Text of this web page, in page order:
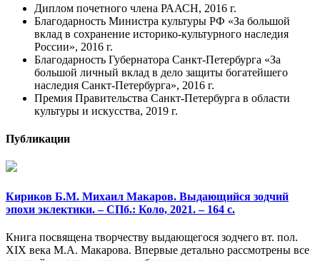
Диплом почетного члена РААСН, 2016 г.
Благодарность Министра культуры РФ «За большой
вклад в сохранение историко-культурного наследия
России», 2016 г.
Благодарность Губернатора Санкт-Петербурга «За
большой личный вклад в дело защиты богатейшего
наследия Санкт-Петербурга», 2016 г.
Премия Правительства Санкт-Петербурга в области
культуры и искусства, 2019 г.
Публикации
Кириков Б.М. Михаил Макаров. Выдающийся зодчий
эпохи эклектики. – СПб.: Коло, 2021. – 164 с.
Книга посвящена творчеству выдающегося зодчего вт. пол.
XIX века М.А. Макарова. Впервые детально рассмотрены все